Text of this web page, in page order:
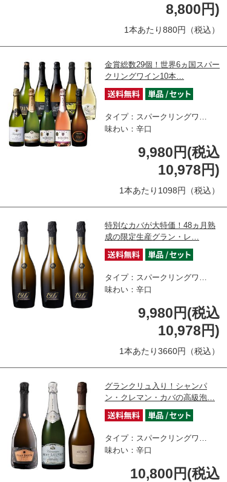
8,800円)
1本あたり880円（税込）
金賞総数29個！世界6ヵ国スパー
クリングワイン10本…
タイプ：スパークリングワ…
味わい：辛口
9,980円(税込
10,978円)
1本あたり1098円（税込）
特別なカバが大特価！48ヵ月熟
成の限定生産グラン・レ…
タイプ：スパークリングワ…
味わい：辛口
9,980円(税込
10,978円)
1本あたり3660円（税込）
グランクリュ入り！シャンパ
ン・クレマン・カバの高級泡…
タイプ：スパークリングワ…
味わい：辛口
10,800円(税込